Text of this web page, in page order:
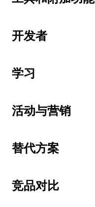
开发者
学习
活动与营销
替代方案
竞品对比